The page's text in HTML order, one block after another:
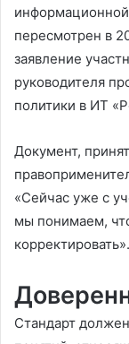
пересмотрен в
заявление
руководителя
политики в ИT
Документ,
«Сейчас уже с
мы понимаем,
корректировать».
Стандарт